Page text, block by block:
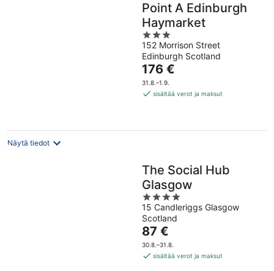
Point A Edinburgh
Haymarket
3
out
of
5
152 Morrison Street
Edinburgh Scotland
Hinta
on
176 €
176 €
31.8.–1.9.
sisältää verot ja maksut
Näytä tiedot
The Social Hub
Glasgow
4
out
of
5
15 Candleriggs Glasgow
Scotland
Hinta
on
87 €
87 €
30.8.–31.8.
sisältää verot ja maksut